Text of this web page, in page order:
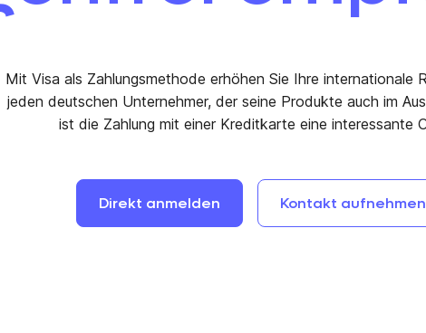
Mit Visa als Zahlungsmethode erhöhen Sie Ihre internationale
jeden deutschen Unternehmer, der seine Produkte auch im
ist die Zahlung mit einer Kreditkarte eine interessante
Direkt anmelden Kontakt aufnehmen